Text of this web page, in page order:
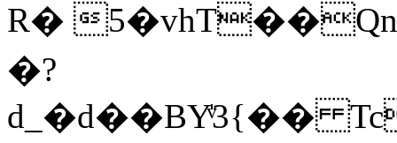
R�
�?
d_�d��BY̍ͮ3{��